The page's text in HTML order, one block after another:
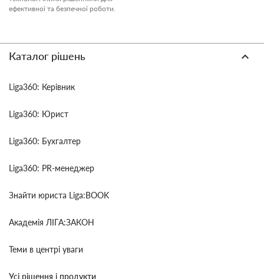
ефективної та безпечної роботи.
Каталог рішень
Liga360: Керівник
Liga360: Юрист
Liga360: Бухгалтер
Liga360: PR-менеджер
Знайти юриста Liga:BOOK
Академія ЛІГА:ЗАКОН
Теми в центрі уваги
Усі рішення і продукти